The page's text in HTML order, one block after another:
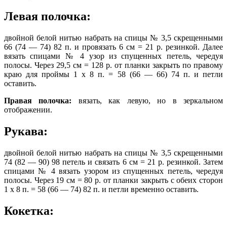
Левая полочка:
двойной белой нитью набрать на спицы № 3,5 скрещенными
66 (74 — 74) 82 п. и провязать 6 см = 21 р. резинкой. Далее
вязать спицами № 4 узор из спущенных петель, чередуя
полосы. Через 29,5 см = 128 р. от планки закрыть по правому
краю для проймы 1 х 8 п. = 58 (66 — 66) 74 п. и петли
оставить.
Правая полочка: вязать, как левую, но в зеркальном
отображении.
Рукава:
двойной белой нитью набрать на спицы № 3,5 скрещенными
74 (82 — 90) 98 петель и связать 6 см = 21 р. резинкой. Затем
спицами № 4 вязать узором из спущенных петель, чередуя
полосы. Через 19 см = 80 р. от планки закрыть с обеих сторон
1 х 8 п. = 58 (66 — 74) 82 п. и петли временно оставить.
Кокетка: